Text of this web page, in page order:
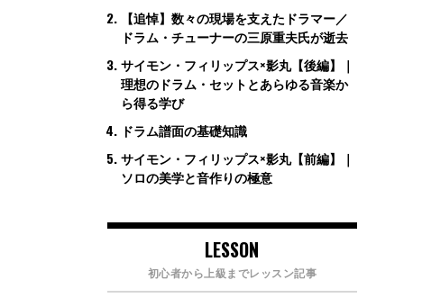
【追悼】数々の現場を支えたドラマー／
ドラム・チューナーの三原重夫氏が逝去
サイモン・フィリップス×影丸【後編】｜
理想のドラム・セットとあらゆる音楽か
ら得る学び
ドラム譜面の基礎知識
サイモン・フィリップス×影丸【前編】｜
ソロの美学と音作りの極意
LESSON
初心者から上級までレッスン記事